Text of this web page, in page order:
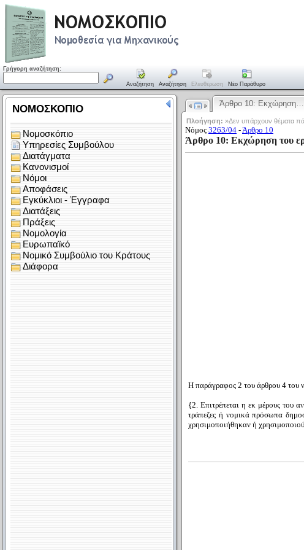
Γρήγορη αναζήτηση:
Αναζήτηση Αναζήτηση Ελευθέρωση Νέο Παράθυρο
Άρθρο 10: Εκχώρηση…